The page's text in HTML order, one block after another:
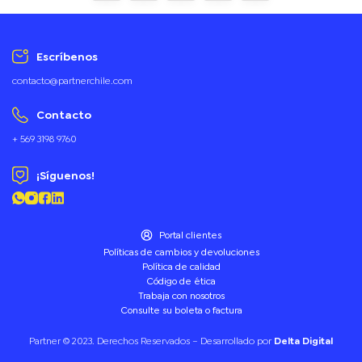
Escríbenos
contacto@partnerchile.com
Contacto
+ 569 3198 9760
¡Síguenos!
Portal clientes
Políticas de cambios y devoluciones
Política de calidad
Código de ética
Trabaja con nosotros
Consulte su boleta o factura
Partner © 2023. Derechos Reservados – Desarrollado porDelta Digital